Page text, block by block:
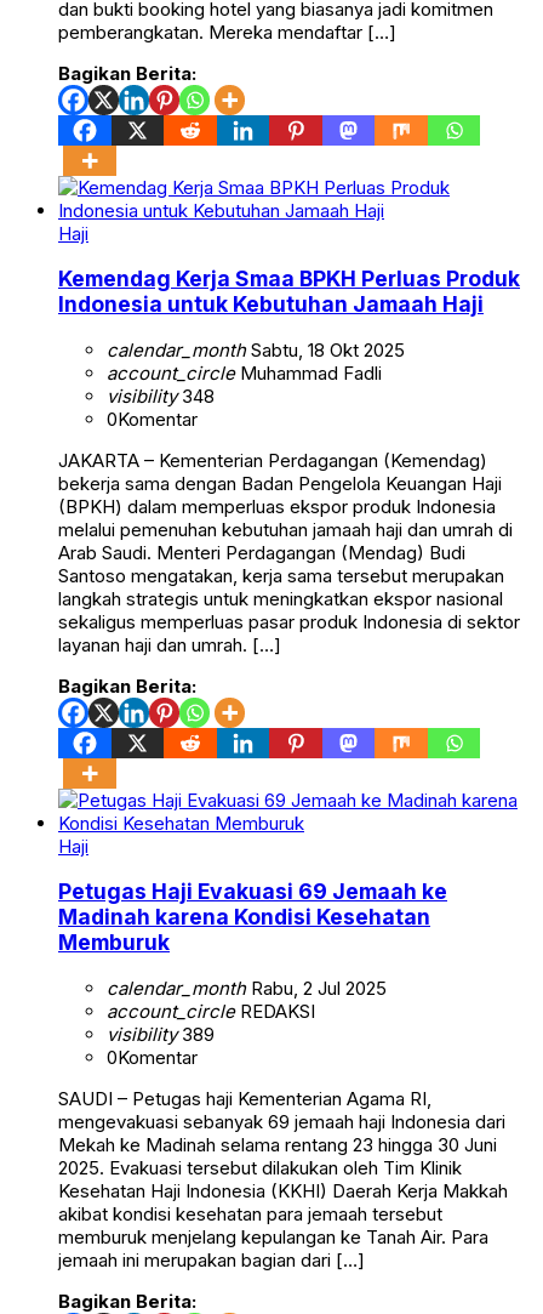
dan bukti booking hotel yang biasanya jadi komitmen
pemberangkatan. Mereka mendaftar […]
Bagikan Berita:
Haji
Kemendag Kerja Smaa BPKH Perluas Produk
Indonesia untuk Kebutuhan Jamaah Haji
calendar_monthSabtu, 18 Okt 2025
account_circleMuhammad Fadli
visibility348
0Komentar
JAKARTA – Kementerian Perdagangan (Kemendag)
bekerja sama dengan Badan Pengelola Keuangan Haji
(BPKH) dalam memperluas ekspor produk Indonesia
melalui pemenuhan kebutuhan jamaah haji dan umrah di
Arab Saudi. Menteri Perdagangan (Mendag) Budi
Santoso mengatakan, kerja sama tersebut merupakan
langkah strategis untuk meningkatkan ekspor nasional
sekaligus memperluas pasar produk Indonesia di sektor
layanan haji dan umrah. […]
Bagikan Berita:
Haji
Petugas Haji Evakuasi 69 Jemaah ke
Madinah karena Kondisi Kesehatan
Memburuk
calendar_monthRabu, 2 Jul 2025
account_circleREDAKSI
visibility389
0Komentar
SAUDI – Petugas haji Kementerian Agama RI,
mengevakuasi sebanyak 69 jemaah haji Indonesia dari
Mekah ke Madinah selama rentang 23 hingga 30 Juni
2025. Evakuasi tersebut dilakukan oleh Tim Klinik
Kesehatan Haji Indonesia (KKHI) Daerah Kerja Makkah
akibat kondisi kesehatan para jemaah tersebut
memburuk menjelang kepulangan ke Tanah Air. Para
jemaah ini merupakan bagian dari […]
Bagikan Berita: